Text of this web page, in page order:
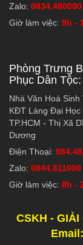
Zalo: 0834.480000
Giờ làm việc: 9h -
Phòng Trưng
Phục Dân Tộc:
Nhà Văn Hoá Sinh
KĐT Làng Đại Học
TP.HCM - Thị Xã
Dương
Điện Thoại:
Zalo: 0844.811000
Giờ làm việc: 8h -
CSKH - GIẢI
Email: